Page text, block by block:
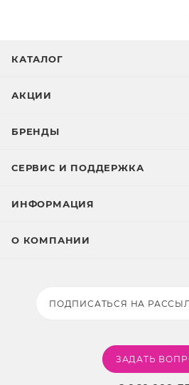
КАТАЛОГ
АКЦИИ
БРЕНДЫ
СЕРВИС И ПОДДЕРЖКА
ИНФОРМАЦИЯ
О КОМПАНИИ
ПОДПИСАТЬСЯ НА
ЗАДАТЬ